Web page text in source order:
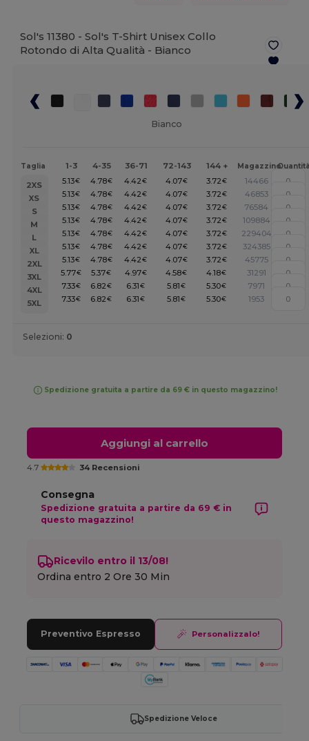
Sol's 11380 - Sol's T-Shirt Unisex Collo
Rotondo di Alta Qualità - Bianco
Bianco
Taglia 1-3 4-35 36-71 72-143 144 + Magazzino
2XS 5.13€ 4.78€ 4.42€ 4.07€ 3.72€
14466
XS
5.13€ 4.78€ 4.42€ 4.07€ 3.72€
46853
S
5.13€ 4.78€ 4.42€ 4.07€ 3.72€
76584
M
5.13€ 4.78€ 4.42€ 4.07€ 3.72€
109884
L
5.13€ 4.78€ 4.42€ 4.07€ 3.72€
229404
XL
5.13€ 4.78€ 4.42€ 4.07€ 3.72€
324385
2XL
5.13€ 4.78€ 4.42€ 4.07€ 3.72€
45775
3XL
5.77€ 5.37€ 4.97€ 4.58€ 4.18€
31291
4XL
7.33€ 6.82€ 6.31 € 5.81 € 5.30€
7971
5XL
7.33€ 6.82€ 6.31 € 5.81 € 5.30€ 1953
Selezioni: 0
Spedizione gratuita a partire da 69 € in questo magazzino!
Aggiungi al carrello
4.7 34 Recensioni
Consegna
Spedizione gratuita a partire da 69 € in
questo magazzino!
Ricevilo entro il 13/08!
Ordina entro 2 Ore 30 Min
Preventivo Espresso Personalizzalo!
Spedizione Veloce